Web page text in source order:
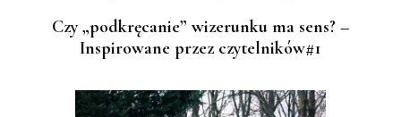
Czy „podkręcanie” wizerunku ma sens? –
Inspirowane przez czytelników#1